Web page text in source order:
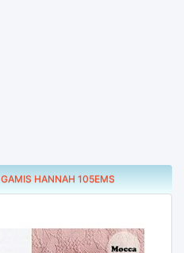
GAMIS HANNAH 105EMS